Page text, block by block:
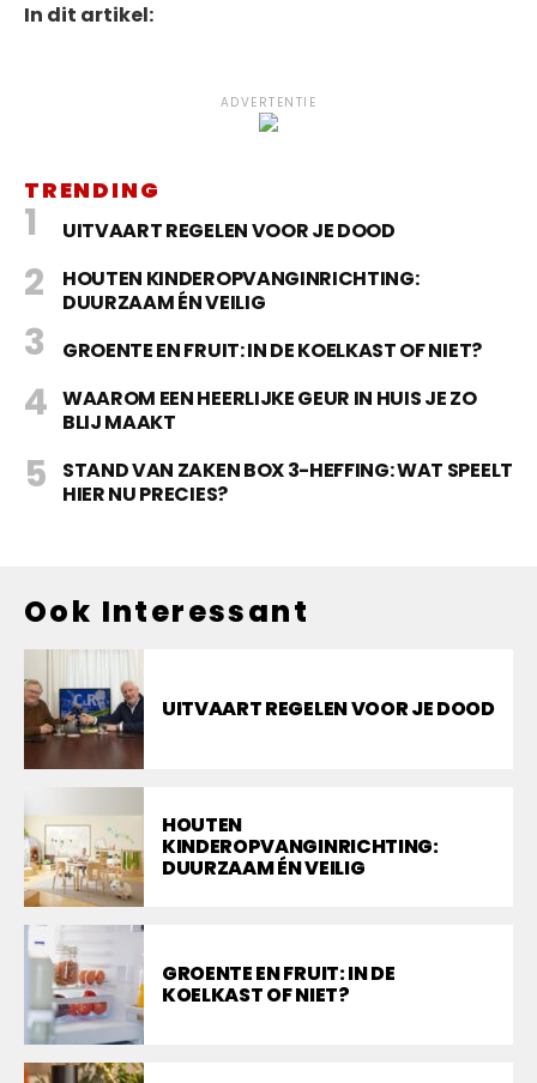
In dit artikel:
ADVERTENTIE
TRENDING
UITVAART REGELEN VOOR JE DOOD
HOUTEN KINDEROPVANGINRICHTING:
DUURZAAM ÉN VEILIG
GROENTE EN FRUIT: IN DE KOELKAST OF NIET?
WAAROM EEN HEERLIJKE GEUR IN HUIS JE ZO
BLIJ MAAKT
STAND VAN ZAKEN BOX 3-HEFFING: WAT SPEELT
HIER NU PRECIES?
Ook Interessant
UITVAART REGELEN VOOR JE DOOD
HOUTEN
KINDEROPVANGINRICHTING:
DUURZAAM ÉN VEILIG
GROENTE EN FRUIT: IN DE
KOELKAST OF NIET?